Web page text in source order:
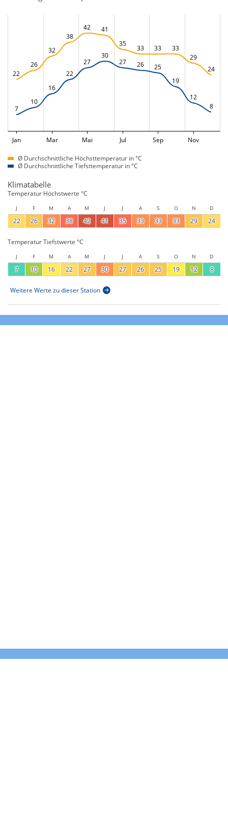
22
26
32
38
42
41
35
33 33
33
29
24
7
10
16
22
27
30
27 26
25
19
12
8
Jan Mar Mai Jul Sep Nov
Ø Durchschnittliche Höchsttemperatur in °C
Ø Durchschnittliche Tiefsttemperatur in °C
Klimatabelle
Temperatur Höchstwerte °C
J F M A M J J A S O N D
22 26 32 38 42 41 35 33 33 33 29 24
Temperatur Tiefstwerte °C
J F M A M J J A S O N D
7 10 16 22 27 30 27 26 25 19 12 8
Weitere Werte zu dieser Station